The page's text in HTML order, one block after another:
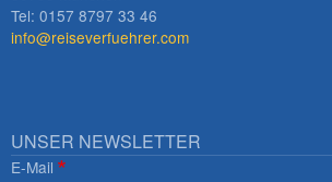
Tel: 0157 8797 33 46
info@reiseverfuehrer.com
UNSER NEWSLETTER
E-Mail